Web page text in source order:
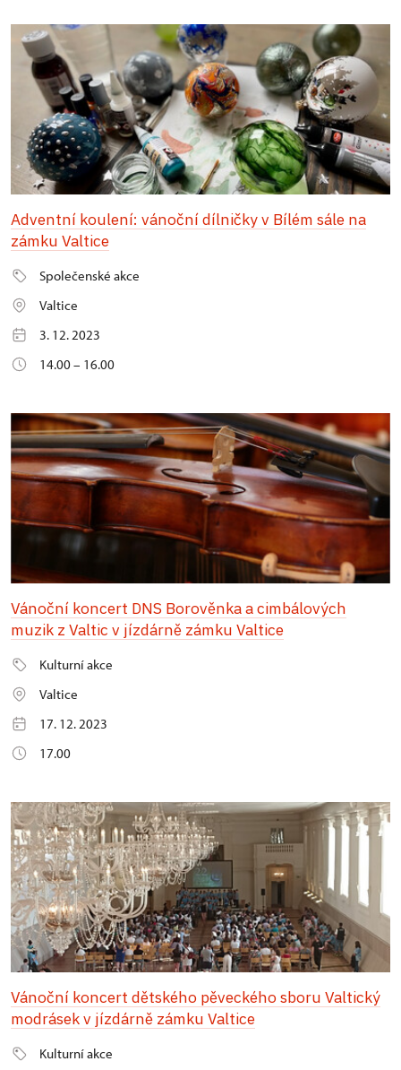
Adventní koulení: vánoční dílničky v Bílém sále na
zámku Valtice
Společenské akce
Valtice
3. 12. 2023
14.00 – 16.00
Vánoční koncert DNS Borověnka a cimbálových
muzik z Valtic v jízdárně zámku Valtice
Kulturní akce
Valtice
17. 12. 2023
17.00
Vánoční koncert dětského pěveckého sboru Valtický
modrásek v jízdárně zámku Valtice
Kulturní akce